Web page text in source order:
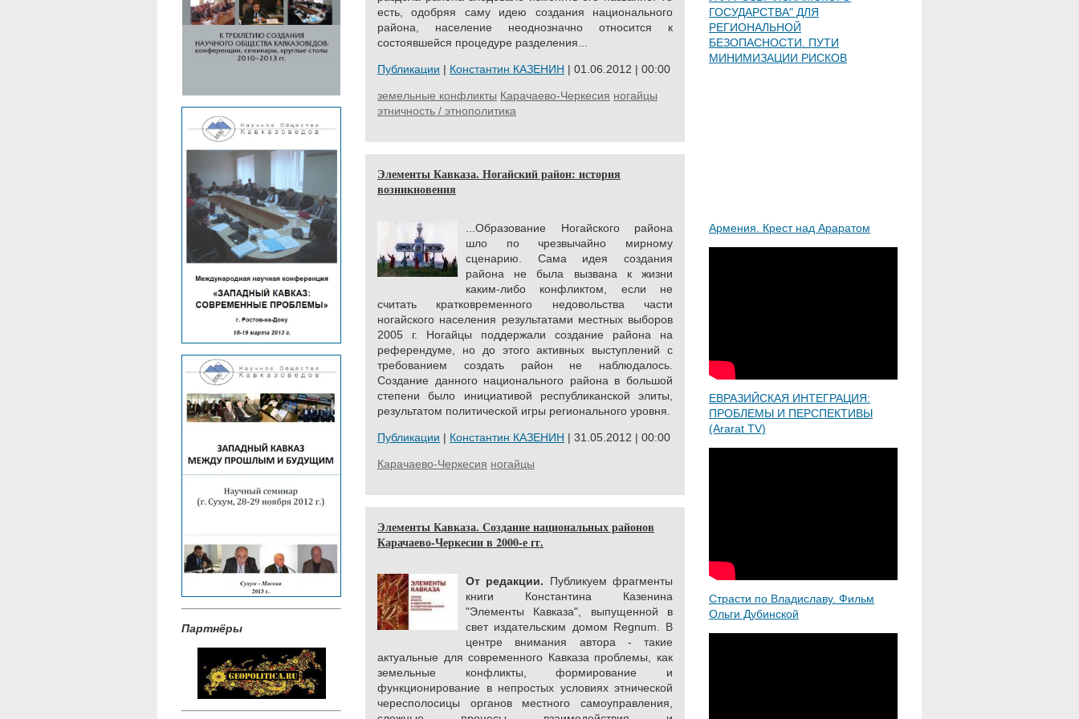
Партнёры
есть, одобряя саму идею создания национального
района, население неоднозначно относится к
состоявшейся процедуре разделения...
Публикации | Константин КАЗЕНИН | 01.06.2012 | 00:00
земельные конфликты Карачаево-Черкесия ногайцы
этничность / этнополитика
Элементы Кавказа. Ногайский район: история
возникновения
...Образование Ногайского района
шло по чрезвычайно мирному
сценарию. Сама идея создания
района не была вызвана к жизни
каким-либо конфликтом, если не
считать кратковременного недовольства части
ногайского населения результатами местных выборов
2005 г. Ногайцы поддержали создание района на
референдуме, но до этого активных выступлений с
требованием создать район не наблюдалось.
Создание данного национального района в большой
степени было инициативой республиканской элиты,
результатом политической игры регионального уровня.
Публикации | Константин КАЗЕНИН | 31.05.2012 | 00:00
Карачаево-Черкесия ногайцы
Элементы Кавказа. Создание национальных районов
Карачаево-Черкесии в 2000-е гг.
От редакции. Публикуем фрагменты
книги Константина Казенина
"Элементы Кавказа", выпущенной в
свет издательским домом Regnum. В
центре внимания автора - такие
актуальные для современного Кавказа проблемы, как
земельные конфликты, формирование и
функционирование в непростых условиях этнической
чересполосицы органов местного самоуправления,
ГОСУДАРСТВА" ДЛЯ
РЕГИОНАЛЬНОЙ
БЕЗОПАСНОСТИ. ПУТИ
МИНИМИЗАЦИИ РИСКОВ
Армения. Крест над Араратом
ЕВРАЗИЙСКАЯ ИНТЕГРАЦИЯ:
ПРОБЛЕМЫ И ПЕРСПЕКТИВЫ
(Ararat TV)
Страсти по Владиславу. Фильм
Ольги Дубинской